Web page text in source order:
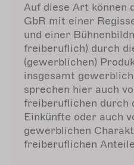
Auf diese Art können
GbR mit einer
und einer
freiberuflich) durch
(gewerblichen)
insgesamt
sprechen hier auch
freiberuflichen durch
Einkünfte oder auch
gewerblichen
freiberuflichen